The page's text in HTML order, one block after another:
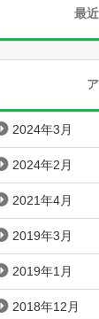
最
2024年3月
2024年2月
2021年4月
2019年3月
2019年1月
2018年12月